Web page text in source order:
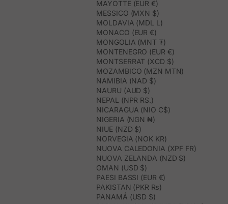
MAYOTTE (EUR €)
MESSICO (MXN $)
MOLDAVIA (MDL L)
MONACO (EUR €)
MONGOLIA (MNT ₮)
MONTENEGRO (EUR €)
MONTSERRAT (XCD $)
MOZAMBICO (MZN MTN)
NAMIBIA (NAD $)
NAURU (AUD $)
NEPAL (NPR RS.)
NICARAGUA (NIO C$)
NIGERIA (NGN ₦)
NIUE (NZD $)
NORVEGIA (NOK KR)
NUOVA CALEDONIA (XPF FR)
NUOVA ZELANDA (NZD $)
OMAN (USD $)
PAESI BASSI (EUR €)
PAKISTAN (PKR ₨)
PANAMÁ (USD $)